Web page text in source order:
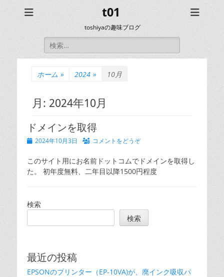
t01
toshiyaの趣味ブログ
検
索:
ホーム » 2024 » 10月
月: 2024年10月
ドメインを取得
投
日
2024年10月3日 コメントをどうぞ
このサイト用にお名前ドットコムでドメインを取得し
た。 初年度無料、二年目以降1500円程度
検索
検索
最近の投稿
EPSONのプリンター（EP-10VA)が、廃インク吸収パ